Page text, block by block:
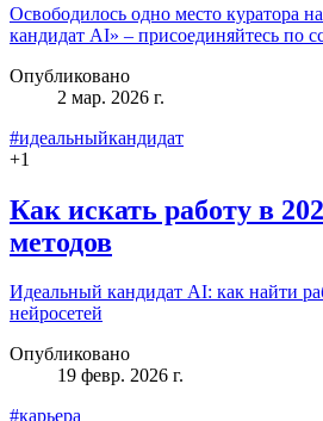
Освободилось одно место куратора
кандидат AI» – присоединяйтесь по
Опубликовано
2 мар. 2026 г.
#идеальныйкандидат
+1
Как искать работу в
методов
Идеальный кандидат AI: как найти
нейросетей
Опубликовано
19 февр. 2026 г.
#карьера